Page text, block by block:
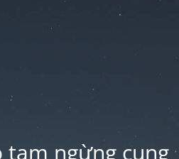
tạm ngừng cung